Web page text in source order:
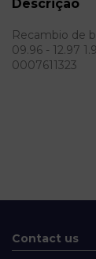
Descrição
Recambio de
09.96 - 12.97
0007611323
Contact us